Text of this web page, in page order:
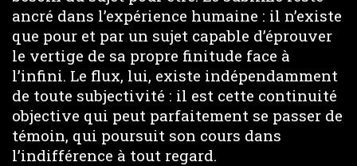
ancré dans l’expérience humaine : il n’existe
que pour et par un sujet capable d’éprouver
le vertige de sa propre finitude face à
l’infini. Le flux, lui, existe indépendamment
de toute subjectivité : il est cette continuité
objective qui peut parfaitement se passer de
témoin, qui poursuit son cours dans
l’indifférence à tout regard.